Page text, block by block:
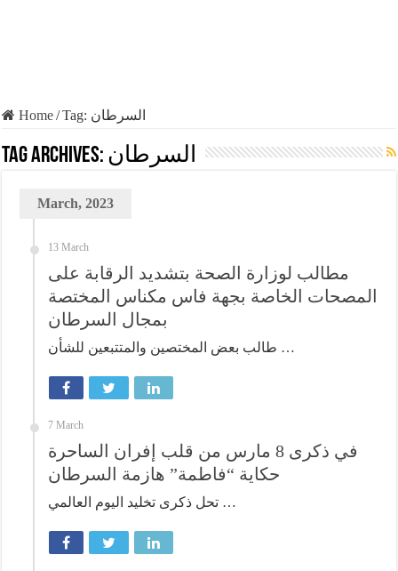
Home/Tag: السرطان
Tag Archives: السرطان
March, 2023
13 March
مطالب لوزارة الصحة بتشديد الرقابة على
المصحات الخاصة بجهة فاس مكناس المختصة
بمجال السرطان
طالب بعض المختصين والمتتبعين للشأن …
7 March
في ذكرى 8 مارس من قلب إفران الساحرة
حكاية “فاطمة” هازمة السرطان
تحل ذكرى تخليد اليوم العالمي …